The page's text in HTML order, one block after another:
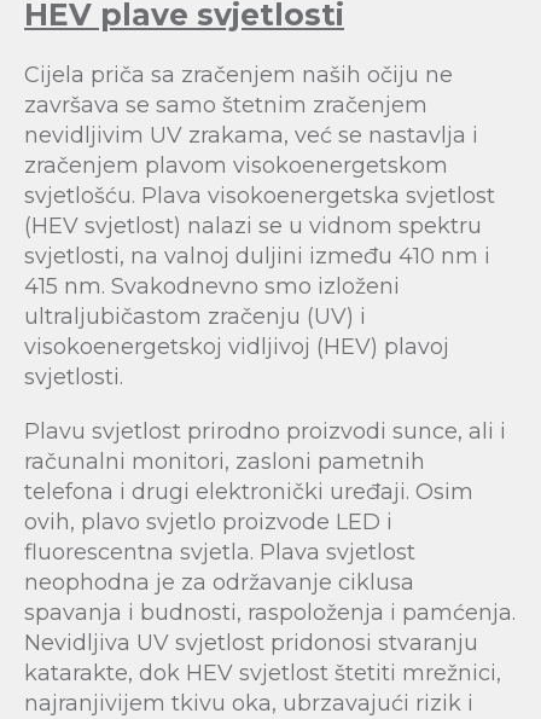
HEV plave svjetlosti
Cijela priča sa zračenjem naših očiju ne
završava se samo štetnim zračenjem
nevidljivim UV zrakama, već se nastavlja i
zračenjem plavom visokoenergetskom
svjetlošću. Plava visokoenergetska svjetlost
(HEV svjetlost) nalazi se u vidnom spektru
svjetlosti, na valnoj duljini između 410 nm i
415 nm. Svakodnevno smo izloženi
ultraljubičastom zračenju (UV) i
visokoenergetskoj vidljivoj (HEV) plavoj
svjetlosti.
Plavu svjetlost prirodno proizvodi sunce, ali i
računalni monitori, zasloni pametnih
telefona i drugi elektronički uređaji. Osim
ovih, plavo svjetlo proizvode LED i
fluorescentna svjetla. Plava svjetlost
neophodna je za održavanje ciklusa
spavanja i budnosti, raspoloženja i pamćenja.
Nevidljiva UV svjetlost pridonosi stvaranju
katarakte, dok HEV svjetlost štetiti mrežnici,
najranjivijem tkivu oka, ubrzavajući rizik i